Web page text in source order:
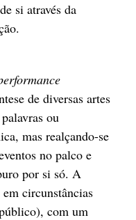
si através da
de diversas artes
ou
mas realçando-se
no palco e
por si só. A
circunstâncias
com um